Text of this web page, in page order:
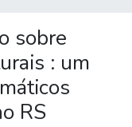
sobre
: um
RS